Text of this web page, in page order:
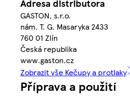
Adresa distributora
GASTON, s.r.o.
nám. T. G. Masaryka 2433
760 01 Zlín
Česká republika
www.gaston.cz
Zobrazit vše Kečupy a protlaky
Příprava a použití